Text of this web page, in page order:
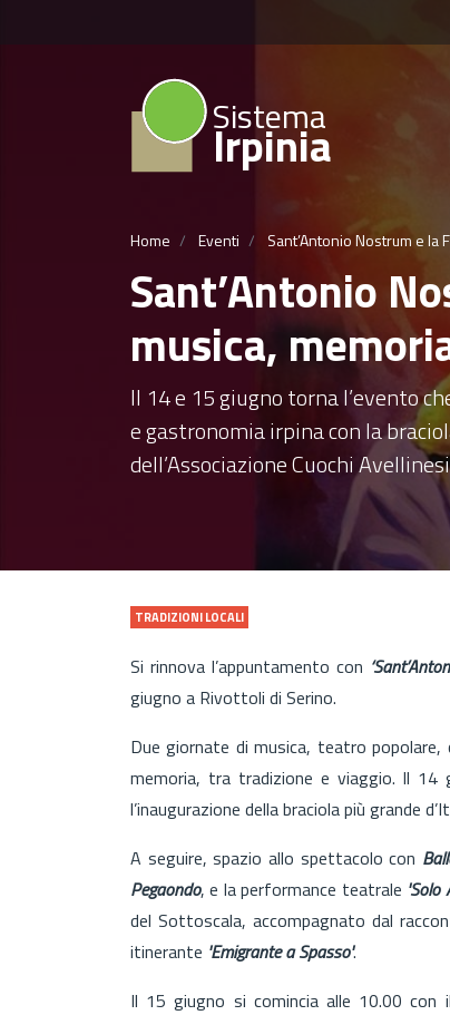
Sistema
Irpinia
Home Eventi Sant’Antonio Nostrum e la
Sant’Antonio
musica,
Il 14 e 15 giugno torna l’evento
e gastronomia irpina con la
dell’Associazione Cuochi Avellinesi
TRADIZIONI LOCALI
Si rinnova l’appuntamento con
giugno a Rivottoli di Serino.
Due giornate di musica, teatro
memoria, tra tradizione e viaggio. Il 14
l’inaugurazione della braciola più grande
A seguire, spazio allo spettacolo con
Pegaondo, e la performance teatrale 'Solo
del Sottoscala, accompagnato dal
itinerante 'Emigrante a Spasso'.
Il 15 giugno si comincia alle 10.00 con